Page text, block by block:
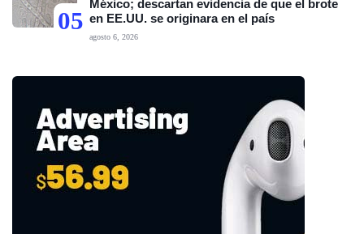
05
México; descartan evidencia de que el brote
en EE.UU. se originara en el país
agosto 6, 2026